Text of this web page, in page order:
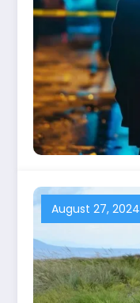
August 27, 2024